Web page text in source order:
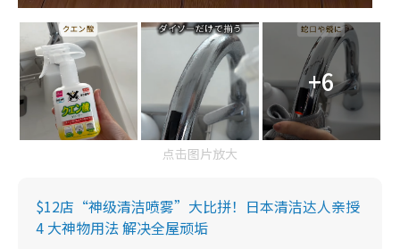
+6
点击图片放大
$12店“神级清洁喷雾”大比拼！日本清洁达人亲授
4 大神物用法 解决全屋顽垢